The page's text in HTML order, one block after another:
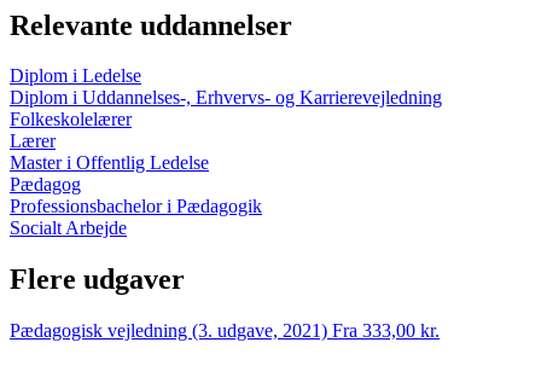
Relevante uddannelser
Diplom i Ledelse
Diplom i Uddannelses-, Erhvervs- og Karrierevejledning
Folkeskolelærer
Lærer
Master i Offentlig Ledelse
Pædagog
Professionsbachelor i Pædagogik
Socialt Arbejde
Flere udgaver
Pædagogisk vejledning (3. udgave, 2021) Fra 333,00 kr.